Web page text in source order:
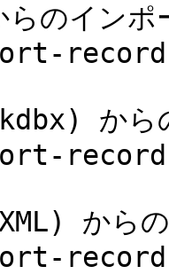
のイン
から
から